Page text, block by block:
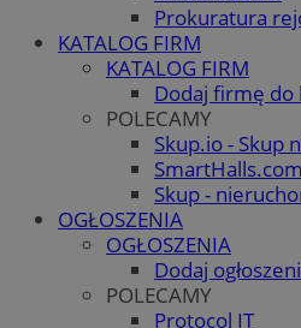
Prokuratura
KATALOG FIRM
KATALOG FIRM
Dodaj firmę do
POLECAMY
Skup.io - Skup
Skup -
OGŁOSZENIA
OGŁOSZENIA
Dodaj
POLECAMY
Protocol IT